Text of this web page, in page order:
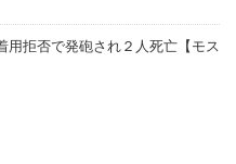
用拒否で発砲され２人死亡【モス